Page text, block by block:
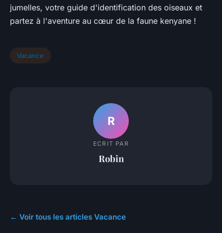
jumelles, votre guide d'identification des oiseaux et
partez à l'aventure au cœur de la faune kenyane !
Vacance
R
ECRIT PAR
Robin
← Voir tous les articles Vacance